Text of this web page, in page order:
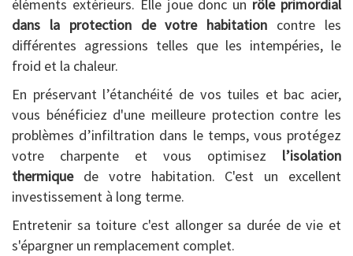
éléments extérieurs. Elle joue donc un rôle primordial
dans la protection de votre habitation contre les
différentes agressions telles que les intempéries, le
froid et la chaleur.
En préservant l’étanchéité de vos tuiles et bac acier,
vous bénéficiez d'une meilleure protection contre les
problèmes d’infiltration dans le temps, vous protégez
votre charpente et vous optimisez l’isolation
thermiquede votre habitation. C'est un excellent
investissement à long terme.
Entretenir sa toiture c'est allonger sa durée de vie et
s'épargner un remplacement complet.